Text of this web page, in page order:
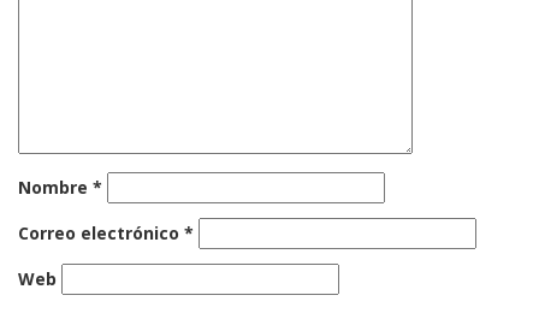
Nombre *
Correo electrónico *
Web